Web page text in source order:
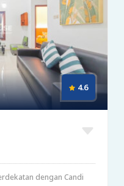
4.6
dengan Candi